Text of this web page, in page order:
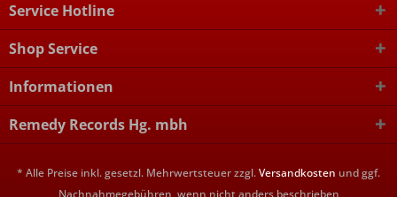
Service Hotline
Shop Service
Informationen
Remedy Records Hg. mbh
* Alle Preise inkl. gesetzl. Mehrwertsteuer zzgl.Versandkosten und ggf.